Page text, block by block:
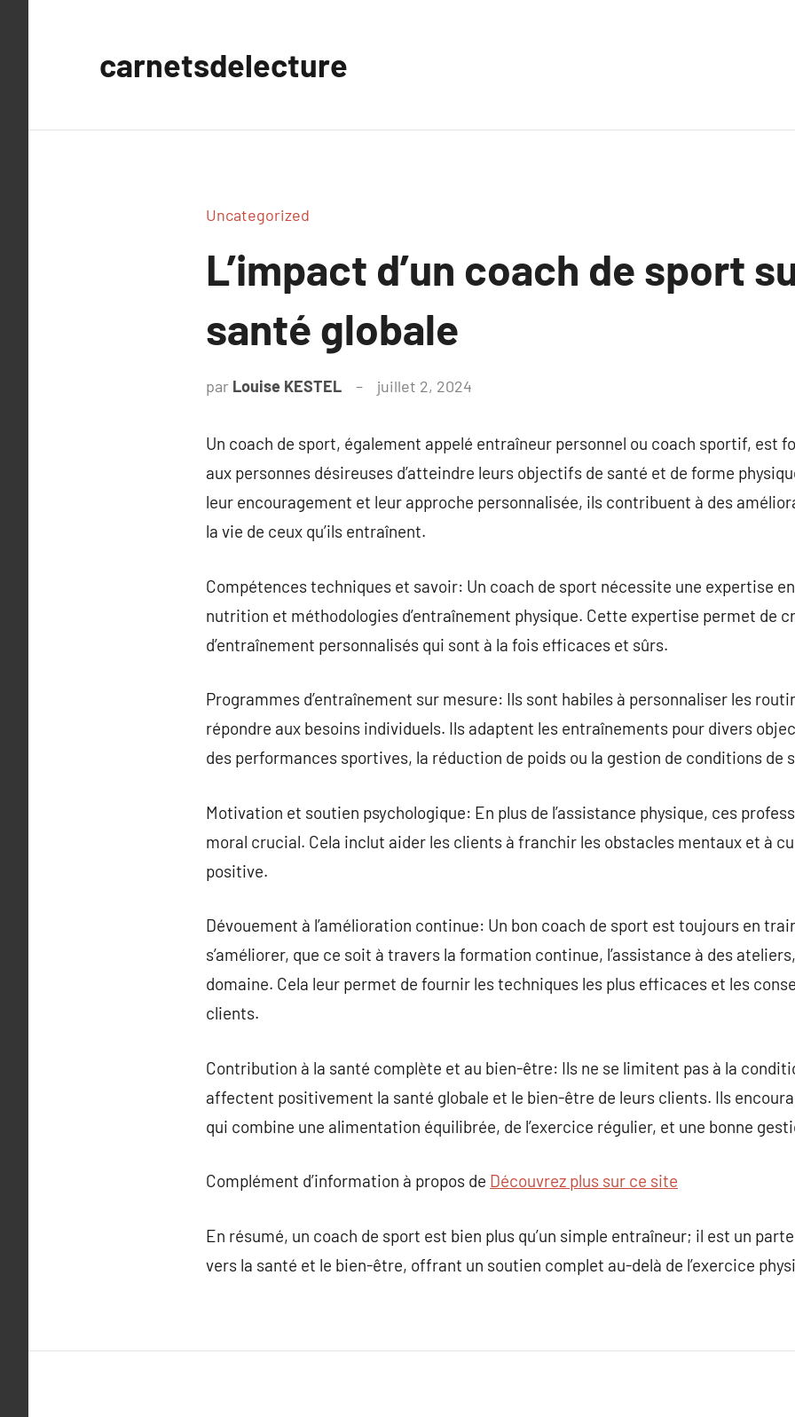
carnetsdelecture
Uncategorized
L’impact d’un coach de sport
santé globale
par Louise KESTEL juillet 2, 2024
Un coach de sport, également appelé entraîneur personnel ou coach sportif, est
aux personnes désireuses d’atteindre leurs objectifs de santé et de forme
leur encouragement et leur approche personnalisée, ils contribuent à des
la vie de ceux qu’ils entraînent.
Compétences techniques et savoir: Un coach de sport nécessite une expertise
nutrition et méthodologies d’entraînement physique. Cette expertise permet de
d’entraînement personnalisés qui sont à la fois efficaces et sûrs.
Programmes d’entraînement sur mesure: Ils sont habiles à personnaliser les
répondre aux besoins individuels. Ils adaptent les entraînements pour divers
des performances sportives, la réduction de poids ou la gestion de conditions de
Motivation et soutien psychologique: En plus de l’assistance physique, ces
moral crucial. Cela inclut aider les clients à franchir les obstacles mentaux et à
positive.
Dévouement à l’amélioration continue: Un bon coach de sport est toujours en
s’améliorer, que ce soit à travers la formation continue, l’assistance à des
domaine. Cela leur permet de fournir les techniques les plus efficaces et les
clients.
Contribution à la santé complète et au bien-être: Ils ne se limitent pas à la
affectent positivement la santé globale et le bien-être de leurs clients. Ils
qui combine une alimentation équilibrée, de l’exercice régulier, et une bonne
Complément d’information à propos de Découvrez plus sur ce site
En résumé, un coach de sport est bien plus qu’un simple entraîneur; il est un
vers la santé et le bien-être, offrant un soutien complet au-delà de l’exercice